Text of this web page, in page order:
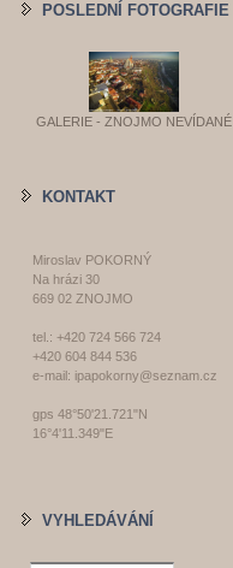
POSLEDNÍ FOTOGRAFIE
GALERIE - ZNOJMO NEVÍDANÉ
KONTAKT
Miroslav POKORNÝ
Na hrázi 30
669 02 ZNOJMO
tel.: +420 724 566 724
+420 604 844 536
e-mail: ipapokorny@seznam.cz
gps 48°50'21.721"N
16°4'11.349"E
VYHLEDÁVÁNÍ